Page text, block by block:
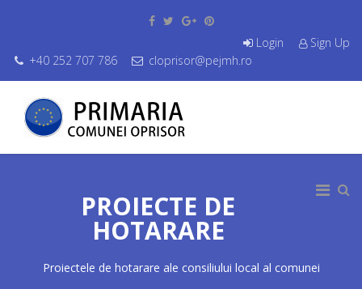
Login
Sign Up
+40 252 707 786
cloprisor@pejmh.ro
PROIECTE DE
HOTARARE
Proiectele de hotarare ale consiliului local al comunei